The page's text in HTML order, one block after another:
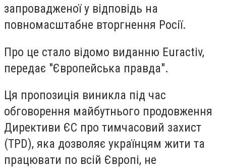
запровадженої у відповідь на
повномасштабне вторгнення Росії.
Про це стало відомо виданню Euractiv,
передає "Європейська правда".
Ця пропозиція виникла під час
обговорення майбутнього продовження
Директиви ЄС про тимчасовий захист
(TPD), яка дозволяє українцям жити та
працювати по всій Європі, не